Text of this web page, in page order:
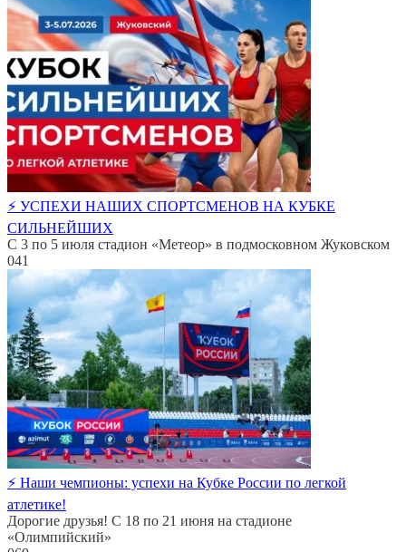
⚡️ УСПЕХИ НАШИХ СПОРТСМЕНОВ НА КУБКЕ
СИЛЬНЕЙШИХ
С 3 по 5 июля стадион «Метеор» в подмосковном Жуковском
041
⚡️ Наши чемпионы: успехи на Кубке России по легкой
атлетике!
Дорогие друзья! С 18 по 21 июня на стадионе
«Олимпийский»